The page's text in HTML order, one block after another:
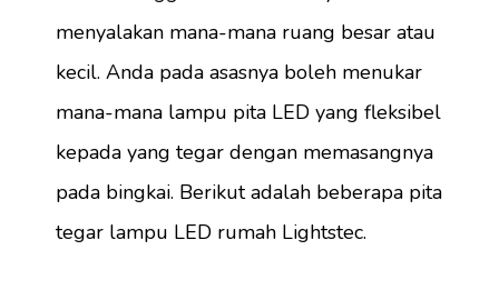
menyalakan mana-mana ruang besar atau
kecil. Anda pada asasnya boleh menukar
mana-mana lampu pita LED yang fleksibel
kepada yang tegar dengan memasangnya
pada bingkai. Berikut adalah beberapa pita
tegar lampu LED rumah Lightstec.